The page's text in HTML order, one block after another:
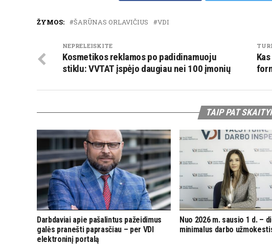
ŽYMOS: ŠARŪNAS ORLAVIČIUS VDI
NEPRELEISKITE
Kosmetikos reklamos po padidinamuoju
stiklu: VVTAT įspėjo daugiau nei 100 įmonių
TAIP PAT
Darbdaviai apie pašalintus pažeidimus
galės pranešti paprasčiau – per VDI
elektroninį portalą
Nuo 2026 m. sausio 1 d. –
minimalus darbo